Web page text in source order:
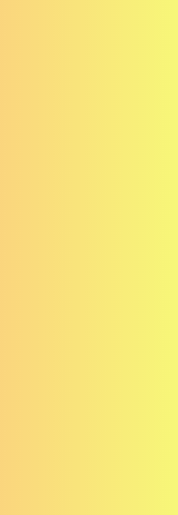
có chứa chất
với người có
tình trạng viêm
sử dụng
phụ nữ